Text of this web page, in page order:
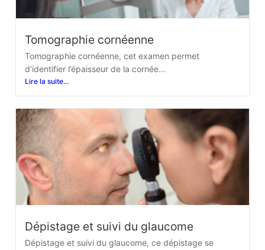
Tomographie cornéenne
Tomographie cornéenne, cet examen permet
d’identifier l’épaisseur de la cornée...
Lire la suite...
Dépistage et suivi du glaucome
Dépistage et suivi du glaucome, ce dépistage se